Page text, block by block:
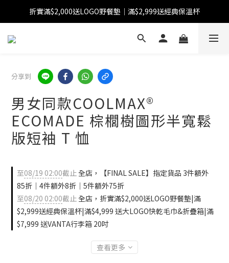
【FINAL SALE】指定商品低至38折
折實滿$2,000送LOGO野餐墊｜滿$2,999送經典保溫杯
【FINAL SALE】全單免運費
分享到
男女同款COOLMAX®
ECOMADE 棕櫚樹圖形半寬鬆
版短袖 T 恤
至08/19 02:00截止全店，【FINAL SALE】指定貨品 3件額外
85折｜4件額外8折｜5件額外75折
至08/20 02:00截止全店，折實滿$2,000送LOGO野餐墊|滿
$2,999送經典保溫杯|滿$4,999 送大LOGO快乾毛巾&折疊箱|滿
$7,999 送VANTA行李箱 20吋
查看更多